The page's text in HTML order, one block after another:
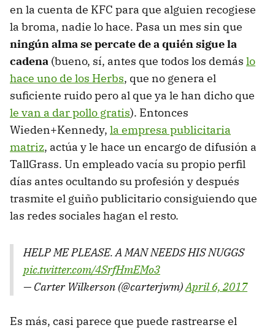
en la cuenta de KFC para que alguien recogiese
la broma, nadie lo hace. Pasa un mes sin que
ningún alma se percate de a quién sigue la
cadena (bueno, sí, antes que todos los demás lo
hace uno de los Herbs, que no genera el
suficiente ruido pero al que ya le han dicho que
le van a dar pollo gratis). Entonces
Wieden+Kennedy, la empresa publicitaria
matriz, actúa y le hace un encargo de difusión a
TallGrass. Un empleado vacía su propio perfil
días antes ocultando su profesión y después
trasmite el guiño publicitario consiguiendo que
las redes sociales hagan el resto.
HELP ME PLEASE. A MAN NEEDS HIS NUGGS
pic.twitter.com/4SrfHmEMo3
— Carter Wilkerson (@carterjwm)April 6, 2017
Es más, casi parece que puede rastrearse el